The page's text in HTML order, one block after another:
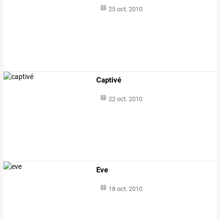
25 oct. 2010
Captivé
22 oct. 2010
Eve
18 oct. 2010